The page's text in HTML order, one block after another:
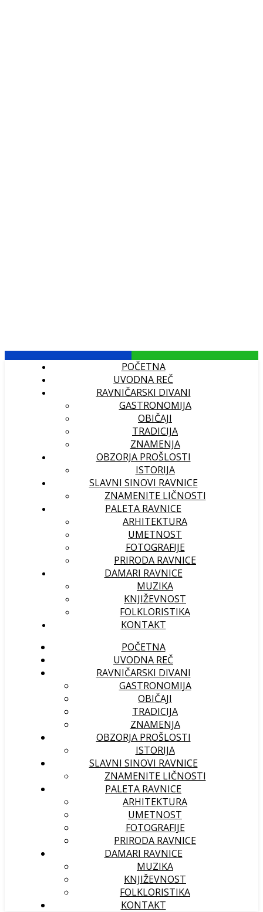
POČETNA
UVODNA REČ
RAVNIČARSKI DIVANI
GASTRONOMIJA
OBIČAJI
TRADICIJA
ZNAMENJA
OBZORJA PROŠLOSTI
ISTORIJA
SLAVNI SINOVI RAVNICE
ZNAMENITE LIČNOSTI
PALETA RAVNICE
ARHITEKTURA
UMETNOST
FOTOGRAFIJE
PRIRODA RAVNICE
DAMARI RAVNICE
MUZIKA
KNJIŽEVNOST
FOLKLORISTIKA
KONTAKT
POČETNA
UVODNA REČ
RAVNIČARSKI DIVANI
GASTRONOMIJA
OBIČAJI
TRADICIJA
ZNAMENJA
OBZORJA PROŠLOSTI
ISTORIJA
SLAVNI SINOVI RAVNICE
ZNAMENITE LIČNOSTI
PALETA RAVNICE
ARHITEKTURA
UMETNOST
FOTOGRAFIJE
PRIRODA RAVNICE
DAMARI RAVNICE
MUZIKA
KNJIŽEVNOST
FOLKLORISTIKA
KONTAKT